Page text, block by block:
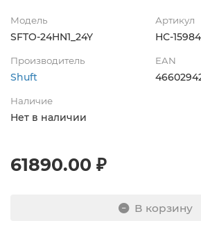
Модель
SFTO-24HN1_24Y
Артикул
НС-
Производитель
Shuft
EAN
Наличие
Нет в наличии
61890.00 ₽
В корзину